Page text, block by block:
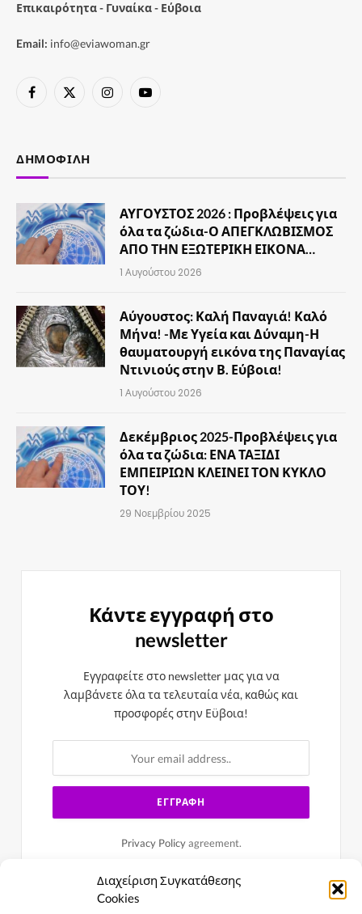
Διαχείριση Συγκατάθεσης
Cookies
Επικαιρότητα - Γυναίκα - Εύβοια
Email: info@eviawoman.gr
Facebook
X
InstagramYouTube
ΔΗΜΟΦΙΛΉ
ΑΥΓΟΥΣΤΟΣ 2026 : Προβλέψεις για
όλα τα ζώδια-Ο ΑΠΕΓΚΛΩΒΙΣΜΟΣ
ΑΠΟ ΤΗΝ ΕΞΩΤΕΡΙΚΗ ΕΙΚΟΝΑ…
1 Αυγούστου 2026
Αύγουστος: Καλή Παναγιά! Καλό
Μήνα! -Με Υγεία και Δύναμη-Η
θαυματουργή εικόνα της Παναγίας
Ντινιούς στην Β. Εύβοια!
1 Αυγούστου 2026
Δεκέμβριος 2025-Προβλέψεις για
όλα τα ζώδια: ΕΝΑ ΤΑΞΙΔΙ
ΕΜΠΕΙΡΙΩΝ ΚΛΕΙΝΕΙ ΤΟΝ ΚΥΚΛΟ
ΤΟΥ!
29 Νοεμβρίου 2025
Κάντε εγγραφή στο
newsletter
Εγγραφείτε στο newsletter μας για να
λαμβάνετε όλα τα τελευταία νέα, καθώς και
προσφορές στην Εϋβοια!
Privacy Policyagreement.